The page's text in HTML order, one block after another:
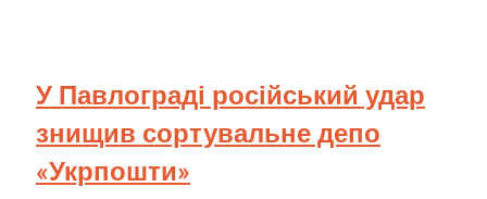
У Павлограді російський удар
знищив сортувальне депо
«Укрпошти»